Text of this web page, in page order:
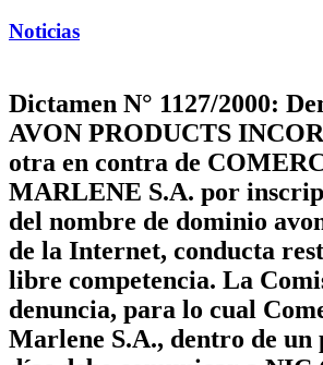
Noticias
Dictamen N° 1127/2000:
AVON PRODUCTS
otra en contra de
MARLENE S.A. por
del nombre de dominio
de la Internet, conducta
libre competencia. La
denuncia, para lo cual
Marlene S.A., dentro de un